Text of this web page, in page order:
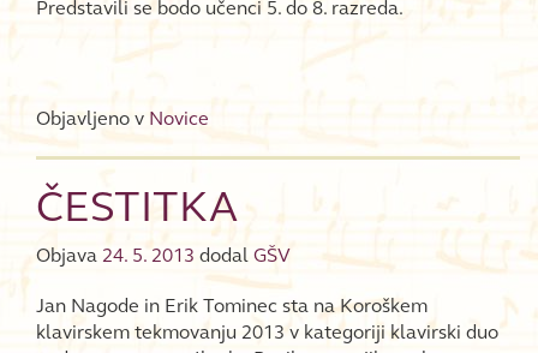
Predstavili se bodo učenci 5. do 8. razreda.
Objavljeno v Novice
ČESTITKA
Objava 24. 5. 2013 dodal GŠV
Jan Nagode in Erik Tominec sta na Koroškem
klavirskem tekmovanju 2013 v kategoriji klavirski duo